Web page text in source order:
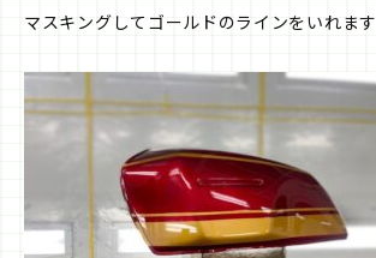
マスキングしてゴールドのラインをいれます